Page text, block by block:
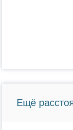
Ещё